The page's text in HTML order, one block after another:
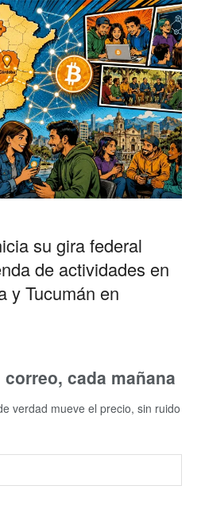
su gira federal
de actividades en
y Tucumán en
cada mañana
verdad mueve el precio, sin ruido